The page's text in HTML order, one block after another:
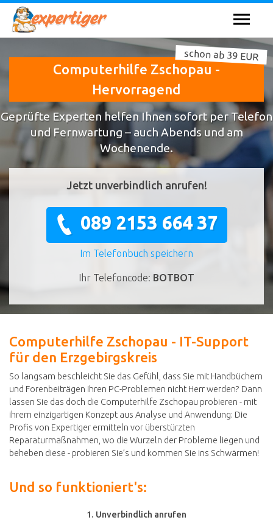
Computerhilfe Zschopau -
Hervorragend
schon ab 39 EUR
Geprüfte Experten helfen Ihnen sofort per Telefon
und Fernwartung – auch Abends und am
Wochenende.
Jetzt unverbindlich anrufen!
089 2153 664 37
Im Telefonbuch speichern
Ihr Telefoncode: BOTBOT
Computerhilfe Zschopau - IT-Support
für den Erzgebirgskreis
So langsam beschleicht Sie das Gefühl, dass Sie mit Handbüchern
und Forenbeiträgen Ihren PC-Problemen nicht Herr werden? Dann
lassen Sie das doch die Computerhilfe Zschopau probieren - mit
ihrem einzigartigen Konzept aus Analyse und Anwendung: Die
Profis von Expertiger ermitteln vor überstürzten
Reparaturmaßnahmen, wo die Wurzeln der Probleme liegen und
beheben diese - probieren Sie’s und kommen Sie ins Schwärmen!
Und so funktioniert's:
1. Unverbindlich anrufen